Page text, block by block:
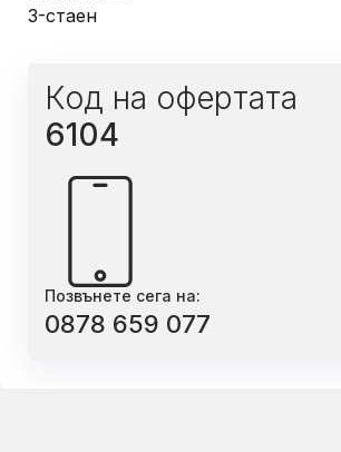
3-стаен
Код на офертата
6104
Позвънете сега на:
0878 659 077